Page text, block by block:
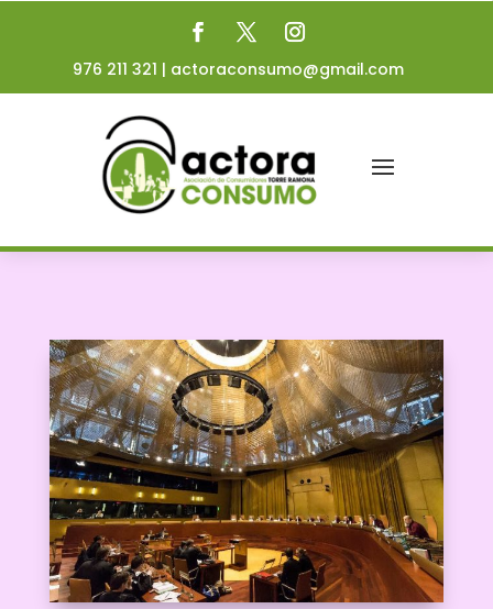
976 211 321 | actoraconsumo@gmail.com